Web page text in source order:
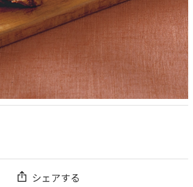
シェアする